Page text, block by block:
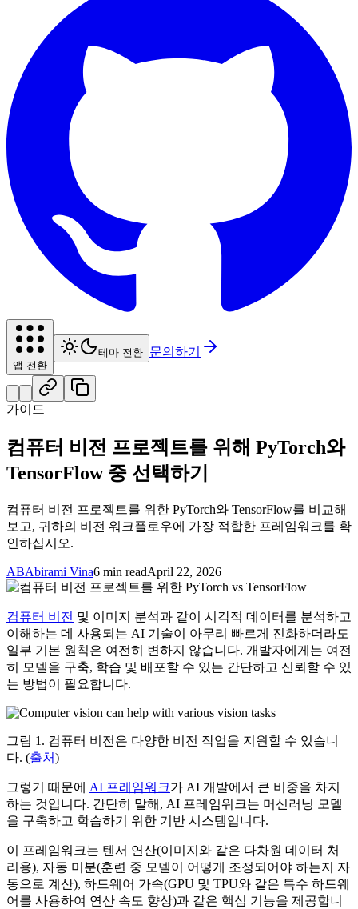
앱 전환
테마 전환 문의하기
가이드
컴퓨터 비전 프로젝트를 위해 PyTorch와
TensorFlow 중 선택하기
컴퓨터 비전 프로젝트를 위한 PyTorch와 TensorFlow를 비교해
보고, 귀하의 비전 워크플로우에 가장 적합한 프레임워크를 확
인하십시오.
ABAbirami Vina6 min readApril 22, 2026
컴퓨터 비전 및 이미지 분석과 같이 시각적 데이터를 분석하고
이해하는 데 사용되는 AI 기술이 아무리 빠르게 진화하더라도
일부 기본 원칙은 여전히 변하지 않습니다. 개발자에게는 여전
히 모델을 구축, 학습 및 배포할 수 있는 간단하고 신뢰할 수 있
는 방법이 필요합니다.
그림 1. 컴퓨터 비전은 다양한 비전 작업을 지원할 수 있습니
다. (출처)
그렇기 때문에 AI 프레임워크가 AI 개발에서 큰 비중을 차지
하는 것입니다. 간단히 말해, AI 프레임워크는 머신러닝 모델
을 구축하고 학습하기 위한 기반 시스템입니다.
이 프레임워크는 텐서 연산(이미지와 같은 다차원 데이터 처
리용), 자동 미분(훈련 중 모델이 어떻게 조정되어야 하는지 자
동으로 계산), 하드웨어 가속(GPU 및 TPU와 같은 특수 하드웨
어를 사용하여 연산 속도 향상)과 같은 핵심 기능을 제공합니